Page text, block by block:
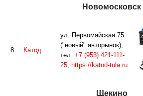
Новомосковск
8 Катод
ул. Первомайская 75
("новый" авторынок),
тел. +7 (953) 421-111-
25
https://katod-tula.ru
Щекино